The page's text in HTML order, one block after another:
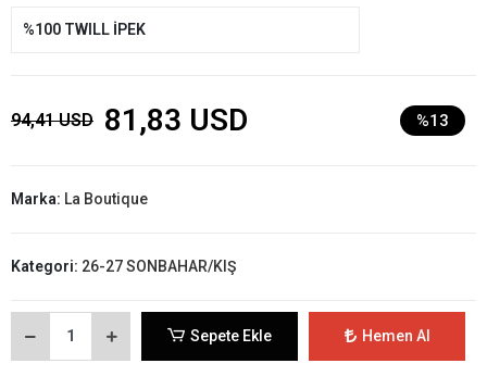
%100 TWILL İPEK
94,41 USD 81,83 USD %13
Marka: La Boutique
Kategori: 26-27 SONBAHAR/KIŞ
Sepete Ekle Hemen Al